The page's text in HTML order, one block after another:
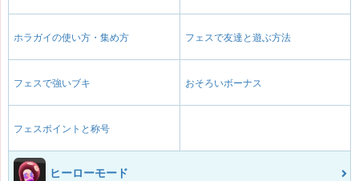
ホラガイの使い方・集め方 フェスで友達と遊ぶ方法
フェスで強いブキ おそろいボーナス
フェスポイントと称号
ヒーローモード